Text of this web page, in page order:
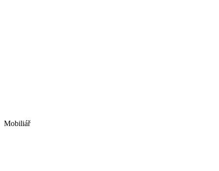
Mobiliář